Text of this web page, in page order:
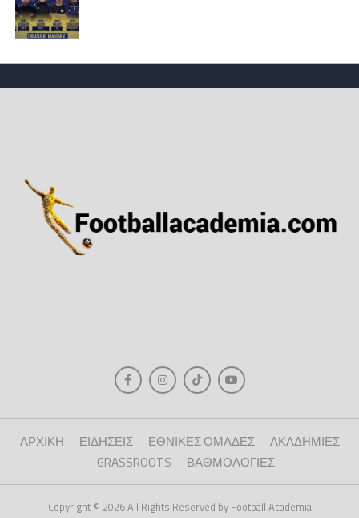
ΑΡΧΙΚΗ ΕΙΔΗΣΕΙΣ ΕΘΝΙΚΕΣ ΟΜΑΔΕΣ
ΑΚΑΔΗΜΙΕΣ
GRASSROOTS
ΒΑΘΜΟΛΟΓΙΕΣ
Copyright © 2026 All Rights Reserved by Football Academia